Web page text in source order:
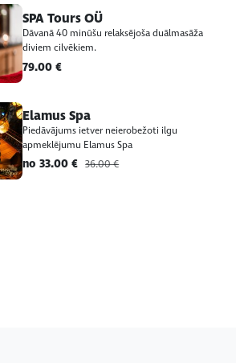
SPA Tours OÜ
Dāvanā 40 minūšu relaksējoša duālmasāža
diviem cilvēkiem.
79.00 €
Elamus Spa
Piedāvājums ietver neierobežoti ilgu
apmeklējumu Elamus Spa
no 33.00 € 36.00 €